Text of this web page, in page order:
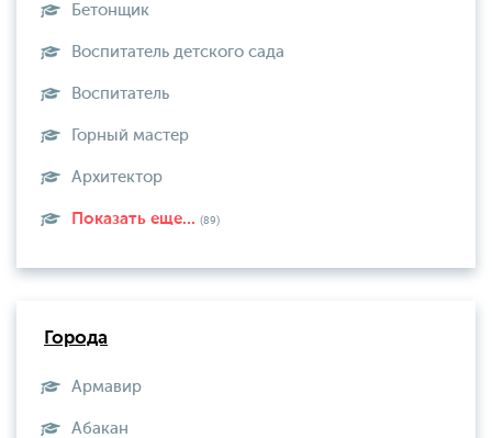
Бетонщик
Воспитатель детского сада
Воспитатель
Горный мастер
Архитектор
Показать еще... (89)
Города
Армавир
Абакан